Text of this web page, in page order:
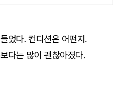
었다. 컨디션은 어떤지.
다는 많이 괜찮아졌다.